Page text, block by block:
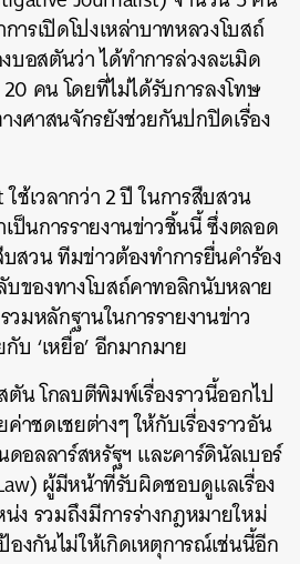
รเปิดโปงเหล่าบาทหลวงโบสถ์
อสตันว่า ได้ทำการล่วงละเมิด
คน โดยที่ไม่ได้รับการลงโทษ
งศาสนจักรยังช่วยกันปกปิดเรื่อง
ช้เวลากว่า 2 ปี ในการสืบสวน
ป็นการรายงานข่าวชิ้นนี้ ซึ่งตลอด
บสวน ทีมข่าวต้องทำการยื่นคำร้อง
บของทางโบสถ์คาทอลิกนับหลาย
มหลักฐานในการรายงานข่าว
บ ‘เหยื่อ’ อีกมากมาย
ตัน โกลบตีพิมพ์เรื่องราวนี้ออกไป
าชดเชยต่างๆ ให้กับเรื่องราวอัน
อลลาร์สหรัฐฯ และคาร์ดินัลเบอร์
ผู้มีหน้าที่รับผิดชอบดูแลเรื่อง
ง รวมถึงมีการร่างกฎหมายใหม่
งกันไม่ให้เกิดเหตุการณ์เช่นนี้อีก